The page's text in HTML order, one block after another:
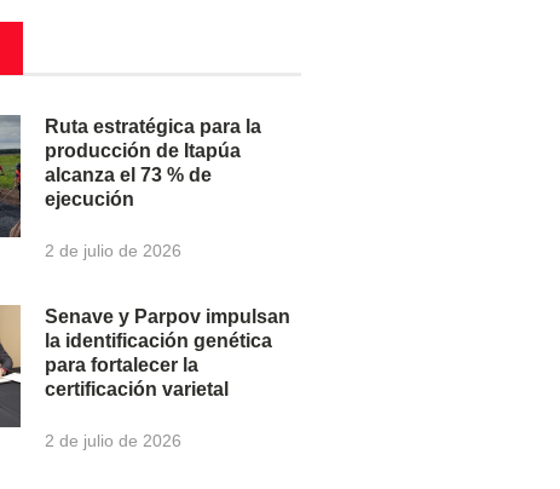
Ruta estratégica para la
producción de Itapúa
alcanza el 73 % de
ejecución
2 de julio de 2026
Senave y Parpov impulsan
la identificación genética
para fortalecer la
certificación varietal
2 de julio de 2026